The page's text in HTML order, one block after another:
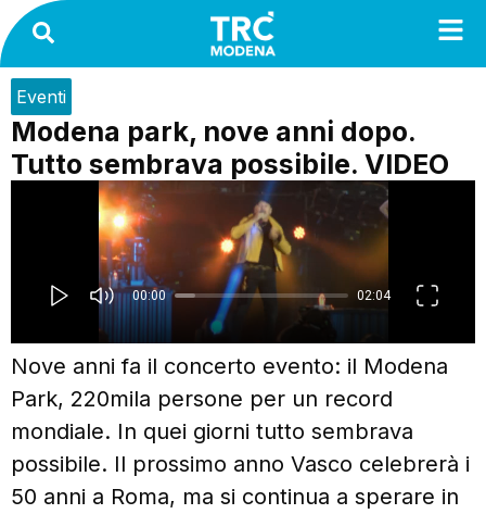
Eventi
Modena park, nove anni dopo.
Tutto sembrava possibile. VIDEO
Nove anni fa il concerto evento: il Modena
Park, 220mila persone per un record
mondiale. In quei giorni tutto sembrava
possibile. Il prossimo anno Vasco celebrerà i
50 anni a Roma, ma si continua a sperare in